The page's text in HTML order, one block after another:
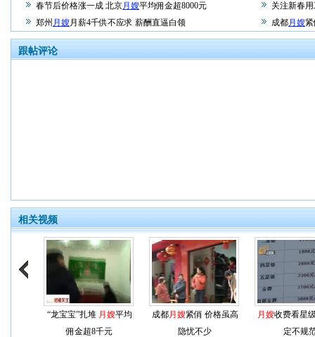
春节后价格涨一成 北京月嫂平均佣金超8000元
关注新春
郑州 月嫂 月薪4千供不应求 薪酬直逼白领 成都月嫂
跟帖评论
相关视频
“龙宝宝”扎堆 月嫂平均
佣金超8千元
成都月嫂紧俏 价格虽高
隐忧不少
月嫂收费看星
定不规